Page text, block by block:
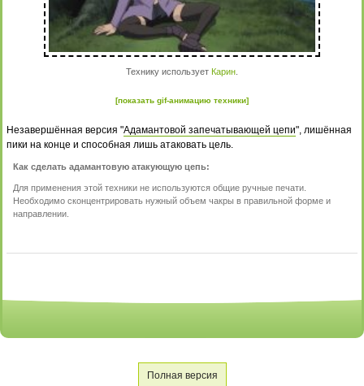
Технику использует Карин
[показать gif-анимацию техники]
Незавершённая версия "Адамантовой запечатывающей цепи", лишённая
пики на конце и способная лишь атаковать цель.
Как сделать адамантовую атакующую цепь:
Для применения этой техники не используются общие ручные печати.
Необходимо сконцентрировать нужный объем чакры в правильной форме и
направлении.
Полная версия